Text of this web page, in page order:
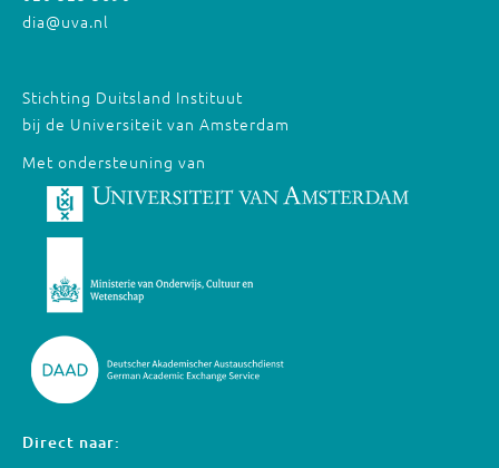
dia@uva.nl
Stichting Duitsland Instituut
bij de Universiteit van Amsterdam
Met ondersteuning van
Direct naar: